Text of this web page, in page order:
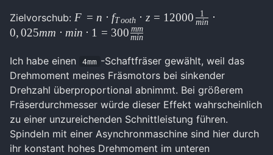
{min}}{\pi \cdot
4mm}=12000\frac{1}
Zielvorschub: F=n \cdot
f_{Tooth}
12000\frac{1}
{min} \cdot
0,025mm
\cdot min
\cdot 1=
300\frac{mm}
{min}
F = n ⋅ fTooth ⋅ z = 12000 min
1
⋅
0, 025mm ⋅ min ⋅ 1 = 300 min
mm
Ich habe einen 4mm -Schaftfräser gewählt, weil das
Drehmoment meines Fräsmotors bei sinkender
Drehzahl überproportional abnimmt. Bei größerem
Fräserdurchmesser würde dieser Effekt wahrscheinlich
zu einer unzureichenden Schnittleistung führen.
Spindeln mit einer Asynchronmaschine sind hier durch
ihr konstant hohes Drehmoment im unteren